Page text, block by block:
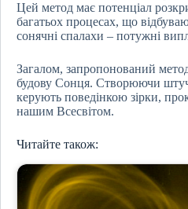
Цей метод має потенціал
багатьох процесах, що
сонячні спалахи – потужні
Загалом, запропонований
будову Сонця. Створюючи
керують поведінкою зірки,
нашим Всесвітом.
Читайте також: